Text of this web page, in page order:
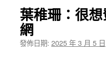
葉稚珊：很
網
發佈日期: 2025 年 3 月 5 日